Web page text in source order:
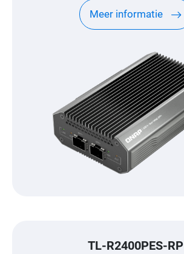
Meer informatie
TL-R2400PES-RP